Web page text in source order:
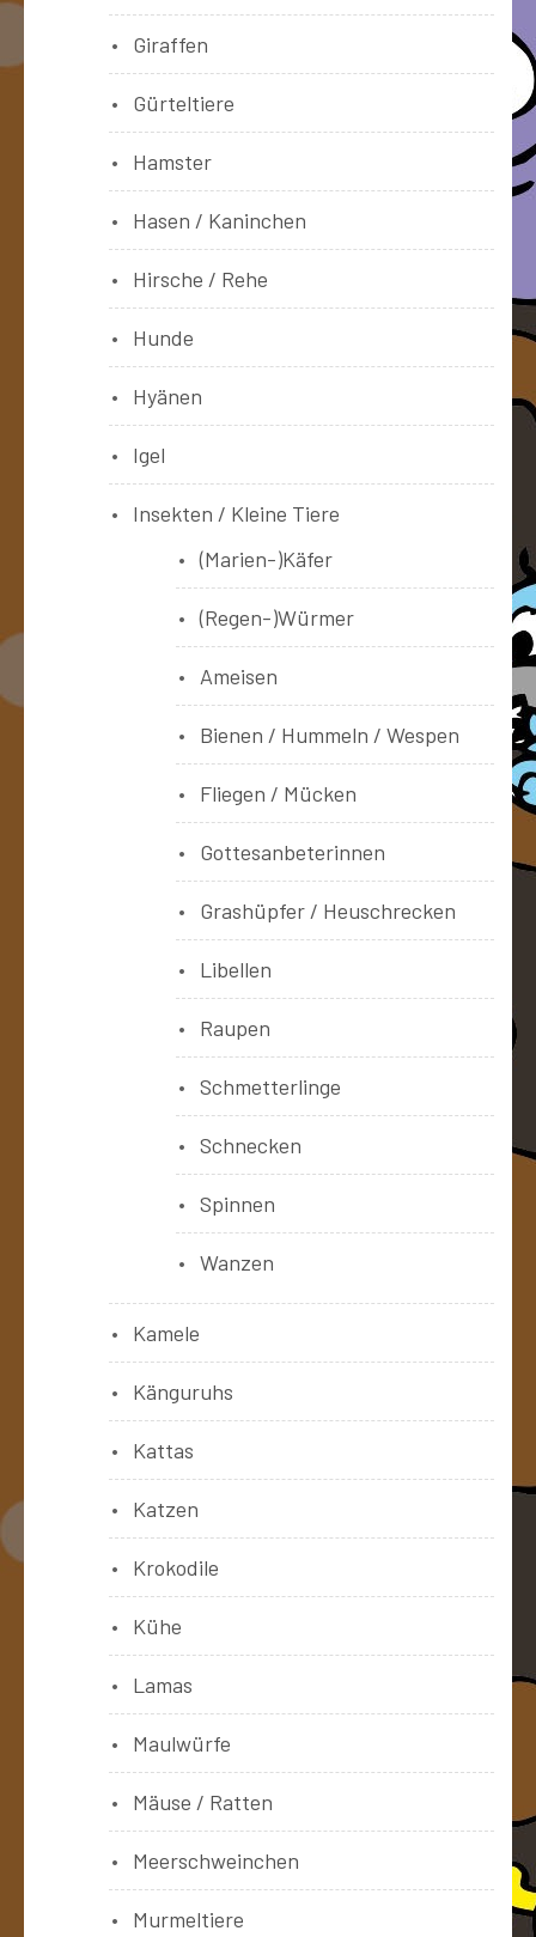
Giraffen
Gürteltiere
Hamster
Hasen / Kaninchen
Hirsche / Rehe
Hunde
Hyänen
Igel
Insekten / Kleine Tiere
(Marien-)Käfer
(Regen-)Würmer
Ameisen
Bienen / Hummeln / Wespen
Fliegen / Mücken
Gottesanbeterinnen
Grashüpfer / Heuschrecken
Libellen
Raupen
Schmetterlinge
Schnecken
Spinnen
Wanzen
Kamele
Känguruhs
Kattas
Katzen
Krokodile
Kühe
Lamas
Maulwürfe
Mäuse / Ratten
Meerschweinchen
Murmeltiere